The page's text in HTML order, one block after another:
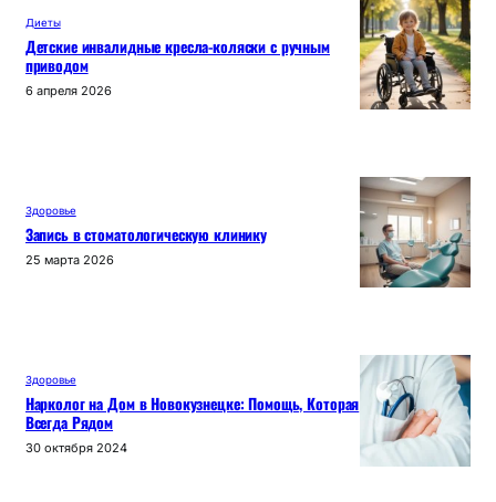
p
p
m
a в
Диеты
Детские инвалидные кресла-коляски с ручным
приводом
6 апреля 2026
Здоровье
Запись в стоматологическую клинику
25 марта 2026
Здоровье
Нарколог на Дом в Новокузнецке: Помощь, Которая
Всегда Рядом
30 октября 2024